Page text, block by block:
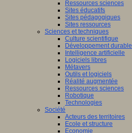
Ressources sciences
Sites éducatifs
Sites pédagogiques
Sites ressources
Sciences et techniques
Culture scientifique
Développement durable
Intelligence artificielle
Logiciels libres
Métavers
Outils et logiciels
Réalité augmentée
Ressources sciences
Robotique
Technologies
Société
Acteurs des territoires
Ecole et structure
Economie